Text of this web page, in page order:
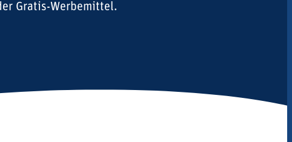
Gratis-Werbemittel.